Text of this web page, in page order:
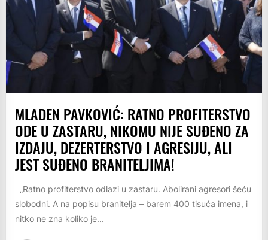
MLADEN PAVKOVIĆ: RATNO PROFITERSTVO
ODE U ZASTARU, NIKOMU NIJE SUĐENO ZA
IZDAJU, DEZERTERSTVO I AGRESIJU, ALI
JEST SUĐENO BRANITELJIMA!
„Ratno profiterstvo odlazi u zastaru. Abolirani agresori šeću
slobodni. A na popisu branitelja – barem 400 tisuća imena, i
nitko ne zna koliko je...